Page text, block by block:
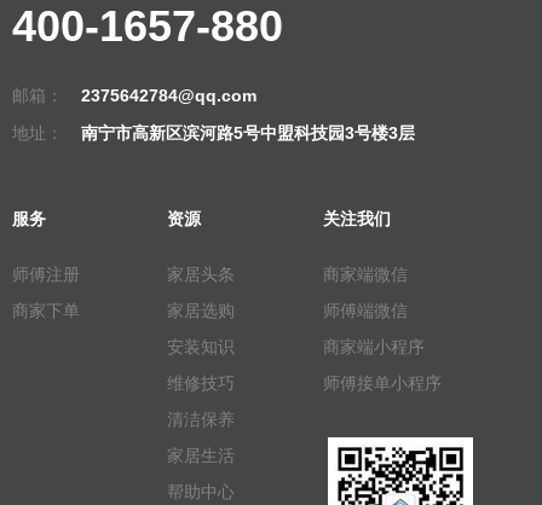
400-1657-880
邮箱：
2375642784@qq.com
地址：
南宁市高新区滨河路5号中盟科技园3号楼3层
服务
师傅注册
商家下单
资源
家居头条
家居选购
安装知识
维修技巧
清洁保养
家居生活
帮助中心
关注我们
商家端微信
师傅端微信
商家端小程序
师傅接单小程序